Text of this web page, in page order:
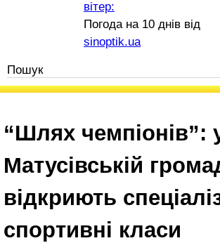
вітер:
Погода на 10 днів від
sinoptik.ua
“Шлях чемпіонів”:
Матусівській
відкриють
спортивні класи